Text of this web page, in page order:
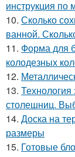
инструкция по
10. Сколько
ванной.
11. Форма для
колодезных
12.
13.
столешниц.
14. Доска на
размеры
15. Готовые